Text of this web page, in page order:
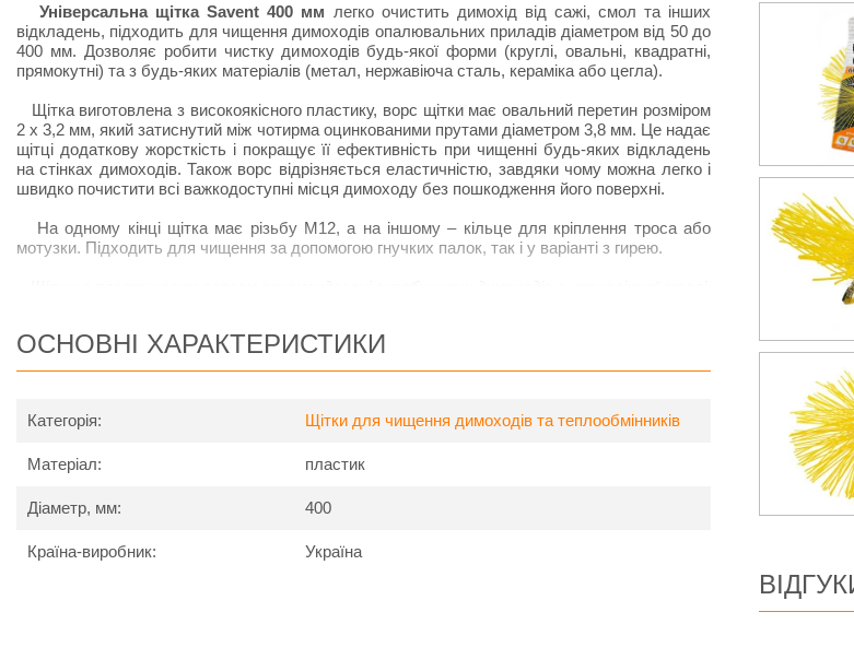
Універсальна щітка Savent 400 мм легко очистить димохід від сажі, смол та інших
відкладень, підходить для чищення димоходів опалювальних приладів діаметром від 50 до
400 мм. Дозволяє робити чистку димоходів будь-якої форми (круглі, овальні, квадратні,
прямокутні) та з будь-яких матеріалів (метал, нержавіюча сталь, кераміка або цегла).
Щітка виготовлена з високоякісного пластику, ворс щітки має овальний перетин розміром
2 х 3,2 мм, який затиснутий між чотирма оцинкованими прутами діаметром 3,8 мм. Це надає
щітці додаткову жорсткість і покращує її ефективність при чищенні будь-яких відкладень
на стінках димоходів. Також ворс відрізняється еластичністю, завдяки чому можна легко і
швидко почистити всі важкодоступні місця димоходу без пошкодження його поверхні.
На одному кінці щітка має різьбу М12, а на іншому – кільце для кріплення троса або
мотузки. Підходить для чищення за допомогою гнучких палок, так і у варіанті з гирею.
ОСНОВНІ ХАРАКТЕРИСТИКИ
Категорія: Щітки для чищення димоходів та теплообмінників
Матеріал: пластик
Діаметр, мм: 400
Країна-виробник: Україна